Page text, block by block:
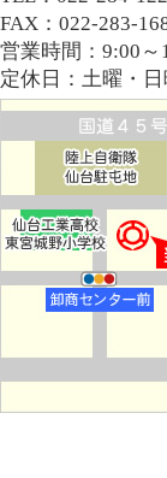
FAX：022-283-
営業時間：9:00～
定休日：土曜・日